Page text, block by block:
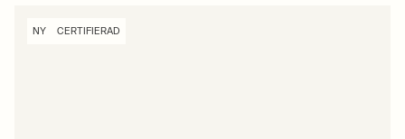
NY CERTIFIERAD